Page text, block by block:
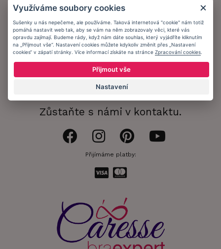
Registrace zákazníka
Doprava a platba
Obchodní podmínky
Ochrana osobních údajů
Zůstaňte s námi v kontaktu.
Přijímáme platby:
Využíváme soubory cookies
Sušenky u nás nepečeme, ale používáme. Taková internetová "cookie" nám totiž
pomáhá nastavit web tak, aby se vám na něm zobrazovaly věci, které vás
opravdu zajímají. Budeme rády, když nám dáte souhlas, který vyjádříte kliknutím
na „Přijmout vše“. Nastavení cookies můžete kdykoliv změnit přes „Nastavení
cookies“ v zápatí stránky. Více informací získáte na stránce Zpracování cookies
Přijmout vše
Nastavení